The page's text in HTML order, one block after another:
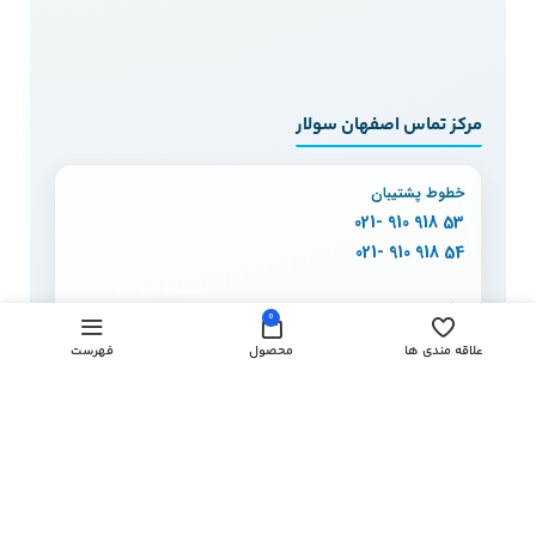
مرکز تماس اصفهان سولار
خطوط پشتیبان
53 918 910 -021
54 918 910 -021
دفتر اصفهان
130 90 910 -031
علاقه مندی ها
0
محصول فهرست